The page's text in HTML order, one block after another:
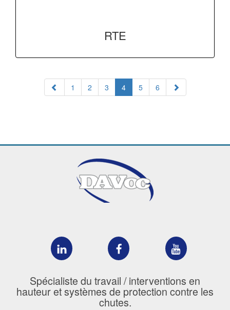
RTE
1 2 3 4 5 6
DAVOC
DAVOC
DAVOC
sur
Spécialiste du travail / interventions en
hauteur et systèmes de protection contre les
chutes.